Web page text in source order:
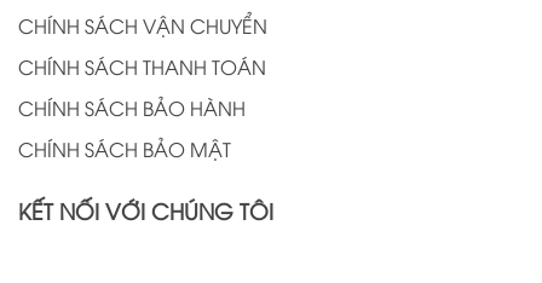
CHÍNH SÁCH VẬN CHUYỂN
CHÍNH SÁCH THANH TOÁN
CHÍNH SÁCH BẢO HÀNH
CHÍNH SÁCH BẢO MẬT
KẾT NỐI VỚI CHÚNG TÔI